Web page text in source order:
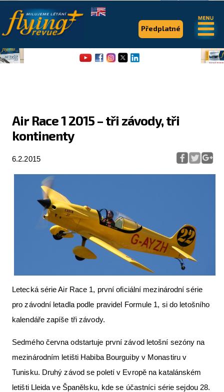
Air Race 1 2015 – tři závody, tři
kontinenty
6.2.2015
Letecká série Air Race 1, první oficiální mezinárodní série
pro závodní letadla podle pravidel Formule 1, si do letošního
kalendáře zapíše tři závody.
Sedmého června odstartuje první závod letošní sezóny na
mezinárodním letišti Habiba Bourguiby v Monastiru v
Tunisku. Druhý závod se poletí v Evropě na katalánském
letišti Lleida ve Španělsku, kde se účastníci série sejdou 28.
Předplatné
.
Expedice
Série & speciály
Letecká videa
Aktuální FR + archiv
Letecká muzea
VFR Communication app
The SAFE Guide app
Inzerujte s námi
E-SHOP